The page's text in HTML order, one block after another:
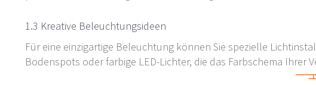
1.3 Kreative Beleuchtungsideen
Für eine einzigartige Beleuchtung können Sie spezielle
Bodenspots oder farbige LED-Lichter, die das Farbschema Ihrer